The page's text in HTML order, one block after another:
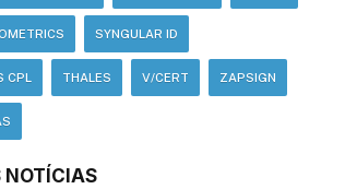
SYNGULAR ID
CPL THALES V/CERT ZAPSIGN
NOTÍCIAS